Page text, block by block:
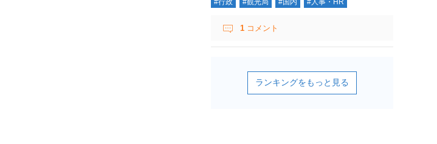
#行政 #観光局 #国内 #人事・HR
1 コメント